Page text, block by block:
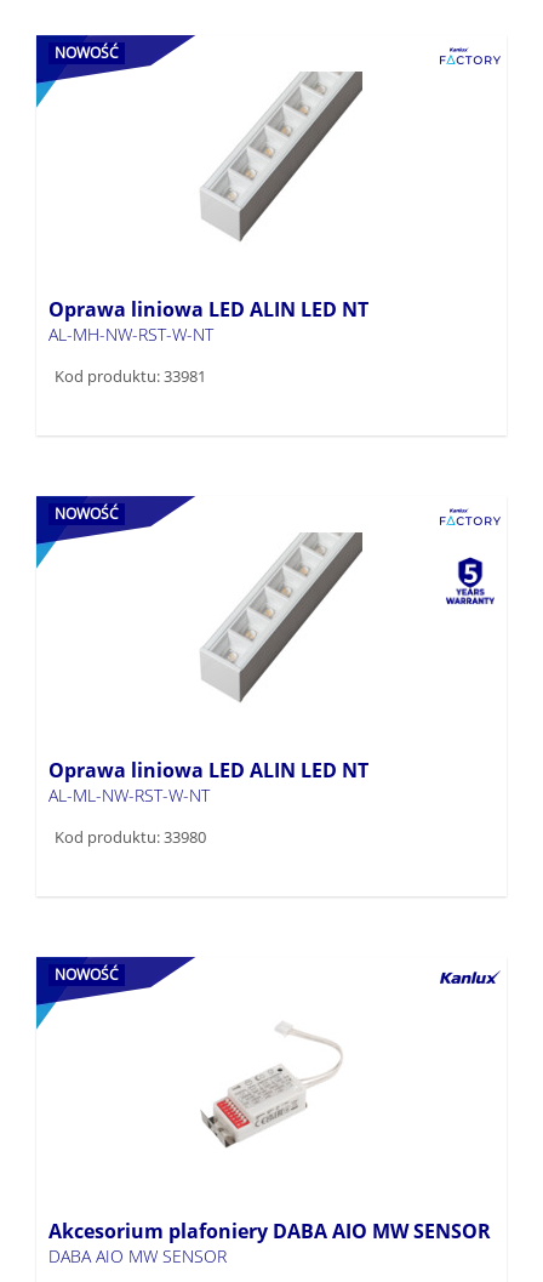
NOWOŚĆ
Oprawa liniowa LED ALIN LED NT
AL-MH-NW-RST-W-NT
Kod produktu: 33981
NOWOŚĆ
Oprawa liniowa LED ALIN LED NT
AL-ML-NW-RST-W-NT
Kod produktu: 33980
NOWOŚĆ
Akcesorium plafoniery DABA AIO MW SENSOR
DABA AIO MW SENSOR